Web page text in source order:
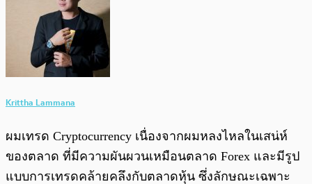
Krittha Lammana
ผมเทรด Cryptocurrency เนื่องจากผมหลงไหลในเสน่ห์
ของตลาด ที่มีความผันผวนเหมือนตลาด Forex และมีรูป
แบบการเทรดคล้ายคลึงกับตลาดหุ้น ซึ่งลักษณะเฉพาะ